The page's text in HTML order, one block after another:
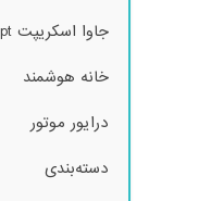
جاوا اسکریپت Javascript
خانه هوشمند
درایور موتور
دسته‌بندی